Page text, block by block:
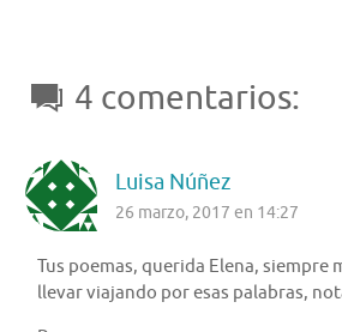
4 comentarios:
Luisa Núñez
26 marzo, 2017 en 14:27
Tus poemas, querida Elena, siempre
llevar viajando por esas palabras,